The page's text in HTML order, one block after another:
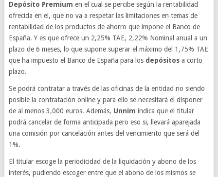
Depósito Premium en el cual se percibe según la rentabilidad
ofrecida en el, que no va a respetar las limitaciones en temas de
rentabilidad de los productos de ahorro que impone el Banco de
España. Y es que ofrece un 2,25% TAE, 2,22% Nominal anual a un
plazo de 6 meses, lo que supone superar el máximo del 1,75% TAE
que ha impuesto el Banco de España para los depósitosa corto
plazo.
Se podrá contratar a través de las oficinas de la entidad no siendo
posible la contratación online y para ello se necesitará el disponer
de al menos 3,000 euros. Además, Unnim indica que el titular
podrá cancelar de forma anticipada pero eso si, llevará aparejada
una comisión por cancelación antes del vencimiento que será del
1%.
El titular escoge la periodicidad de la liquidación y abono de los
interés, pudiendo escoger entre que el abono de los mismos se